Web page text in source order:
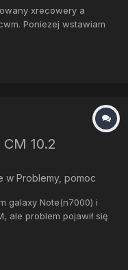
xrecowery a
Poniezej wstawiam
? FeraLab GB v33
w 100% bateria. -
10.2
w Problemy, pomoc
galaxy Note(n7000) i
ale problem pojawił się
błąd, jedynie przy
Ktoś miał podobny